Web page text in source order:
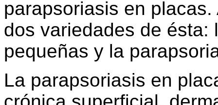
parapsoriasis en
dos variedades de ésta:
pequeñas y la
La parapsoriasis en